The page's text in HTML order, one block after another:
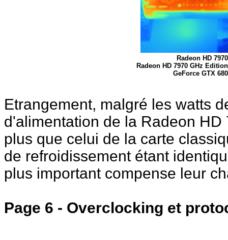
Radeon HD
Radeon HD 7970 GHz
GeForce GTX
Etrangement, malgré les watts
d'alimentation de la Radeon
plus que celui de la carte
de refroidissement étant
plus important compense leur
Page 6 - Overclocking et